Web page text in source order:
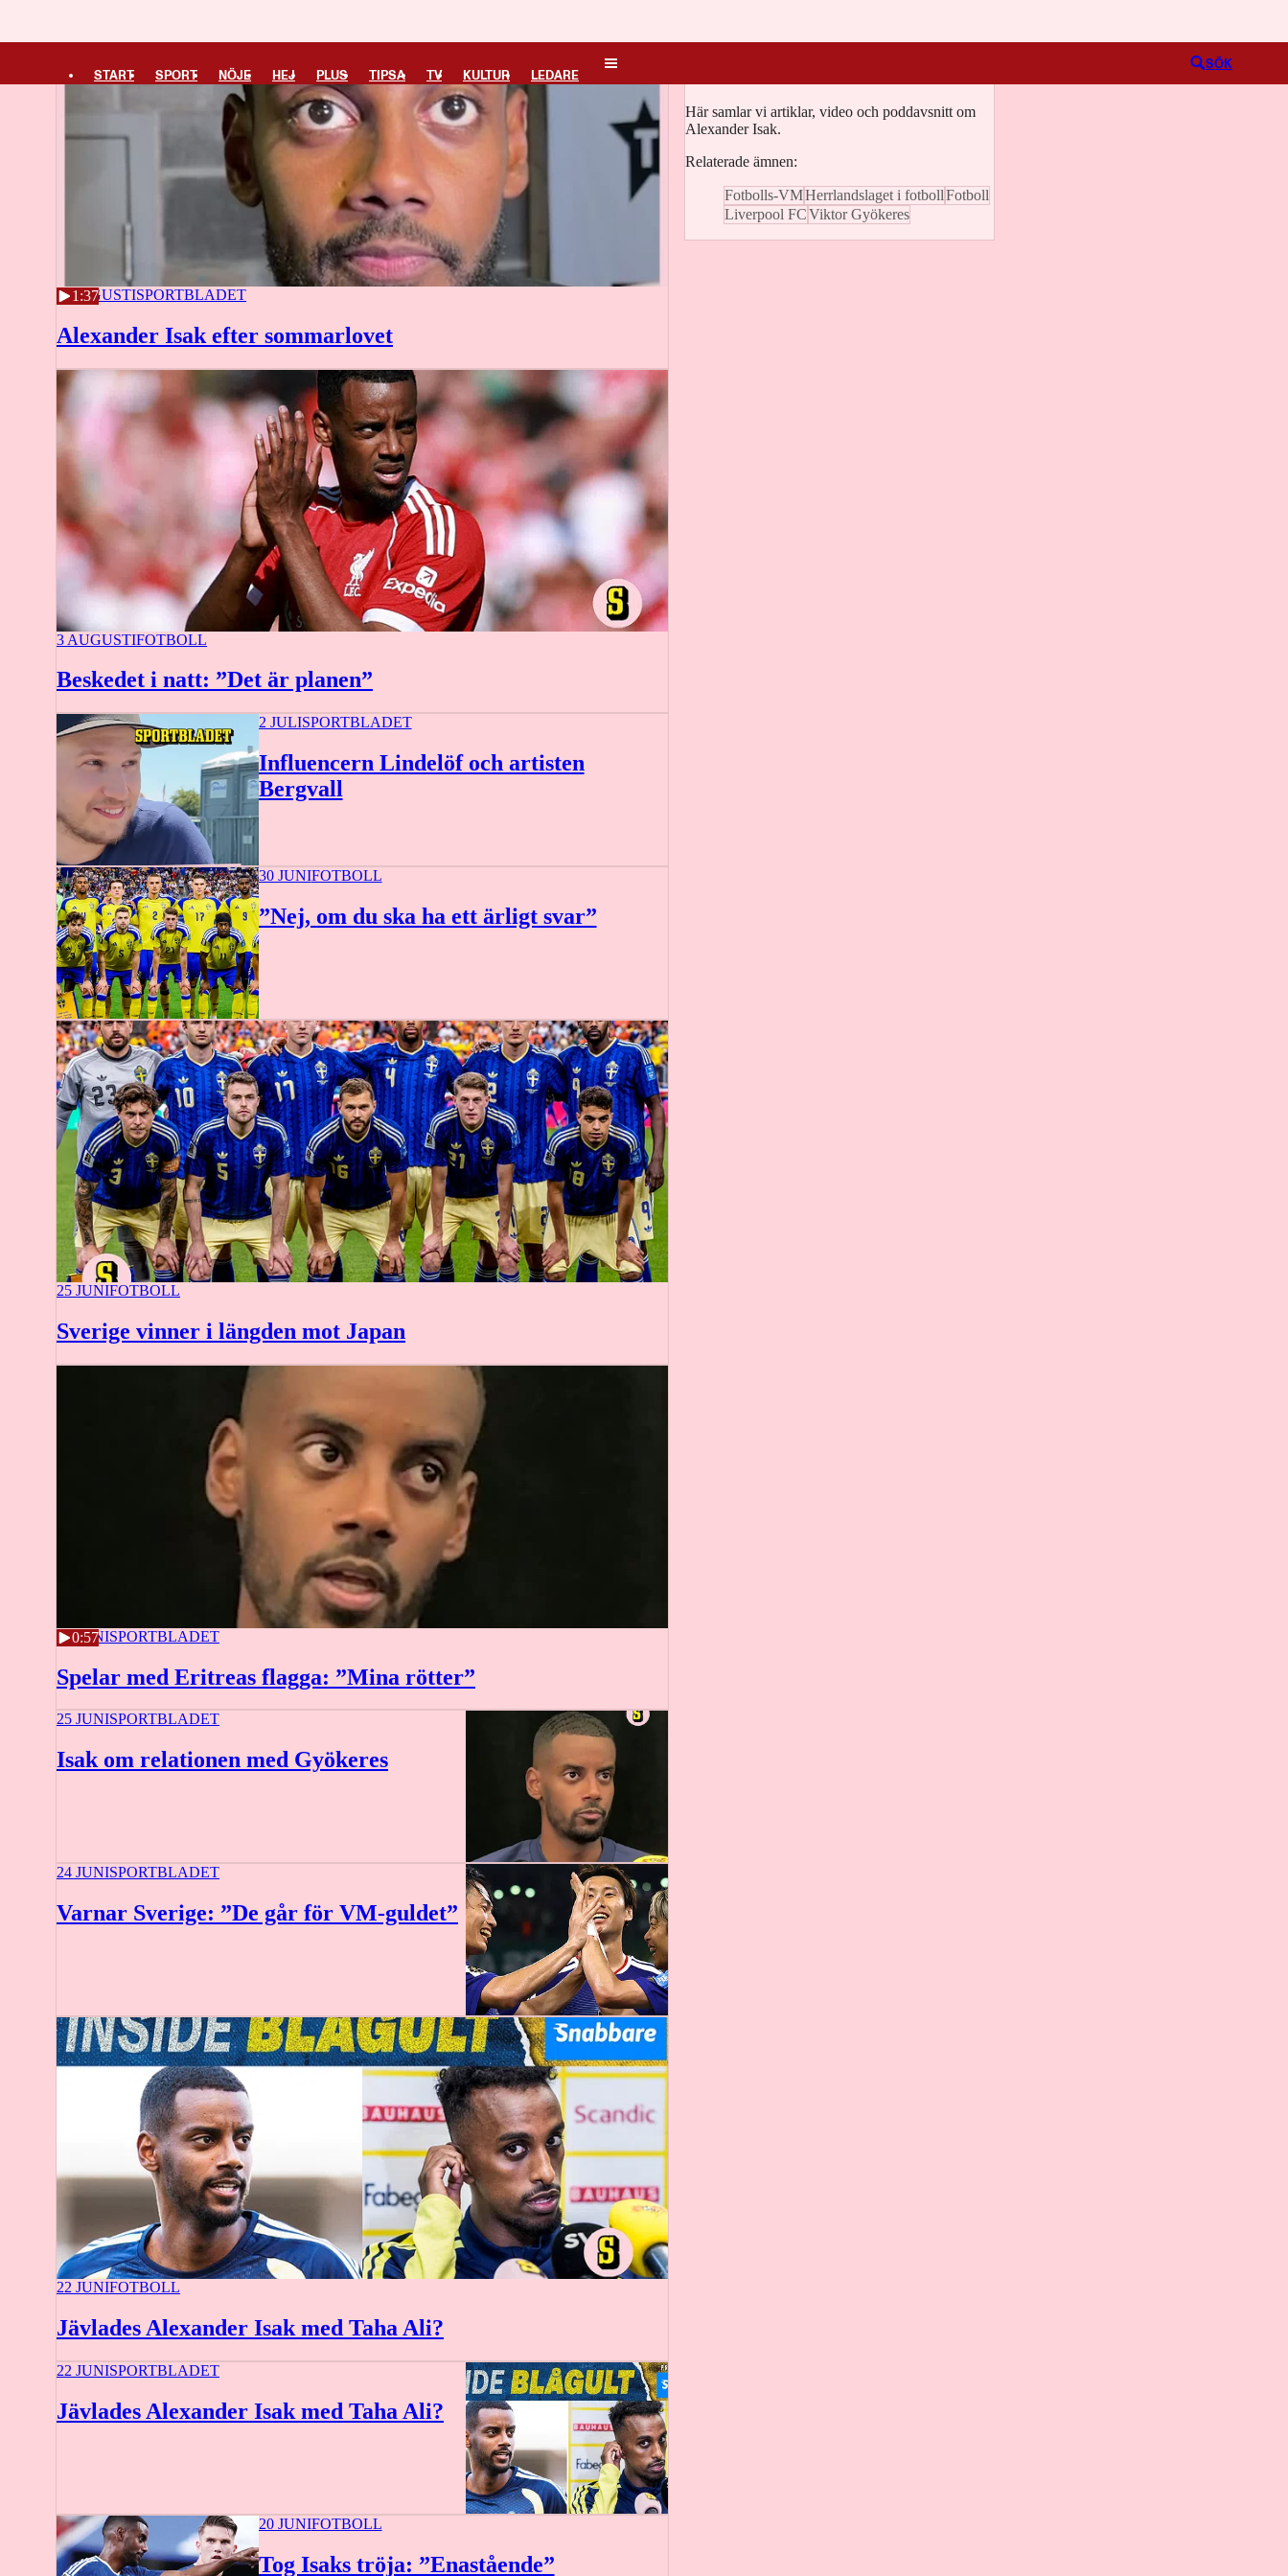
START SPORT NÖJE HEJ PLUS TIPSA TV KULTUR LEDARE
SÖK
Här samlar vi artiklar, video och poddavsnitt om
Alexander Isak.
Relaterade ämnen:
Fotbolls-VMHerrlandslaget i fotbollFotboll
Liverpool FCViktor Gyökeres
1:37
3 AUGUSTISPORTBLADET
Alexander Isak efter sommarlovet
3 AUGUSTIFOTBOLL
Beskedet i natt: ”Det är planen”
0:40
2 JULISPORTBLADET
Influencern Lindelöf och artisten
Bergvall
30 JUNIFOTBOLL
”Nej, om du ska ha ett ärligt svar”
25 JUNIFOTBOLL
Sverige vinner i längden mot Japan
0:57
25 JUNISPORTBLADET
Spelar med Eritreas flagga: ”Mina rötter”
25 JUNISPORTBLADET
Isak om relationen med Gyökeres
0:23
24 JUNISPORTBLADET
Varnar Sverige: ”De går för VM-guldet”
16 min
22 JUNIFOTBOLL
Jävlades Alexander Isak med Taha Ali?
22 JUNISPORTBLADET
Jävlades Alexander Isak med Taha Ali?
20 JUNIFOTBOLL
Tog Isaks tröja: ”Enastående”